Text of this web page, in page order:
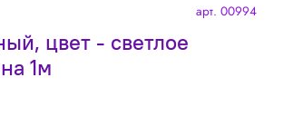
арт. 00994
цвет - светлое
1м